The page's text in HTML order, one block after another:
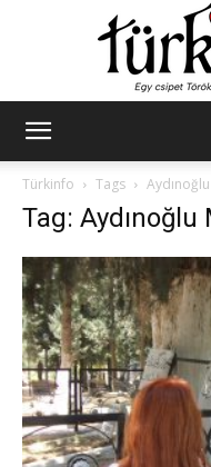
Türkinfo
Tags
Tag: